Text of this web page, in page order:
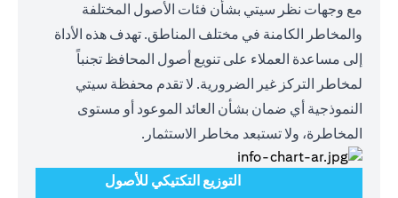
مع وجهات نظر سيتي بشأن فئات الأصول المختلفة
والمخاطر الكامنة في مختلف المناطق. تهدف هذه الأداة
إلى مساعدة العملاء على تنويع أصول المحافظ تجنباً
لمخاطر التركز غير الضرورية. لا تقدم محفظة سيتي
النموذجية أي ضمان بشأن العائد الموعود أو مستوى
المخاطرة، ولا تستبعد مخاطر الاستثمار.
التوزيع التكتيكي للأصول